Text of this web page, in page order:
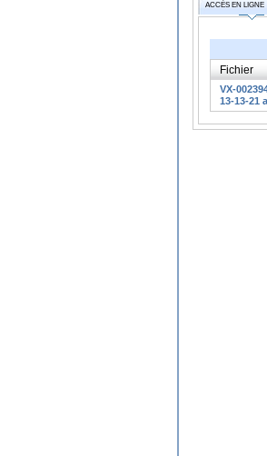
ACCÈS EN LIGNE
Fichier
VX-
13-13-21